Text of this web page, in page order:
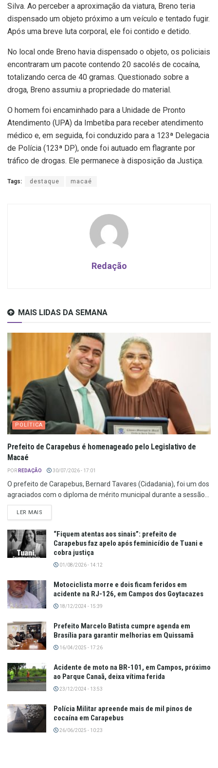
Silva. Ao perceber a aproximação da viatura, Breno teria
dispensado um objeto próximo a um veículo e tentado fugir.
Após uma breve luta corporal, ele foi contido e detido.
No local onde Breno havia dispensado o objeto, os policiais
encontraram um pacote contendo 20 sacolés de cocaína,
totalizando cerca de 40 gramas. Questionado sobre a
droga, Breno assumiu a propriedade do material.
O homem foi encaminhado para a Unidade de Pronto
Atendimento (UPA) da Imbetiba para receber atendimento
médico e, em seguida, foi conduzido para a 123ª Delegacia
de Polícia (123ª DP), onde foi autuado em flagrante por
tráfico de drogas. Ele permanece à disposição da Justiça.
Tags: destaque macaé
Redação
MAIS LIDAS DA SEMANA
POLÍTICA
Prefeito de Carapebus é homenageado pelo Legislativo de
Macaé
POR REDAÇÃO 30/07/2026 - 17:01
O prefeito de Carapebus, Bernard Tavares (Cidadania), foi um dos
agraciados com o diploma de mérito municipal durante a sessão...
LER MAIS
“Fiquem atentas aos sinais”: prefeito de
Carapebus faz apelo após feminicídio de Tuani e
cobra justiça
01/08/2026 - 14:12
Motociclista morre e dois ficam feridos em
acidente na RJ-126, em Campos dos Goytacazes
18/12/2024 - 15:39
Prefeito Marcelo Batista cumpre agenda em
Brasília para garantir melhorias em Quissamã
16/04/2025 - 17:26
Acidente de moto na BR-101, em Campos, próximo
ao Parque Canaã, deixa vítima ferida
23/12/2024 - 13:53
Polícia Militar apreende mais de mil pinos de
cocaína em Carapebus
26/06/2025 - 10:23